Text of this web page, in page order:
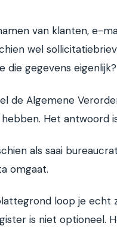
van klanten, e-
wel
die gegevens
de Algemene
Het antwoord
als saai
omgaat.
loop je echt
is niet optioneel.